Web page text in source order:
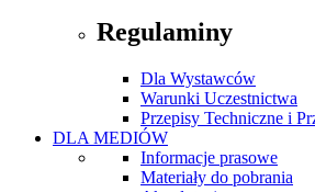
Regulaminy
Dla Wystawców
Warunki Uczestnictwa
Przepisy Techniczne i
DLA MEDIÓW
Informacje prasowe
Materiały do pobrania